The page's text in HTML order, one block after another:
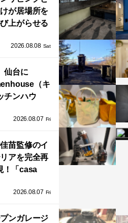
が居場所を
上がらせる
住まい」の
2026.08.08 Sat
仙台に
（キ
チンハウ
フテクト）
ールームが
ープン！
2026.08.07 Fri
苗監修のイ
アを完全再
！「casa
ル）」で叶
屋づくり。
2026.08.07 Fri
ンガレージ